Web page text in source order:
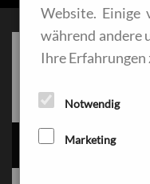
LED-LEUCHTEN
Website. Einige
während andere
Ihre Erfahrungen
Notwendig
Marketing